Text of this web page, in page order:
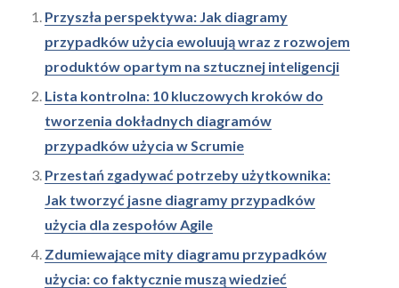
Przyszła perspektywa: Jak diagramy
przypadków użycia ewoluują wraz z rozwojem
produktów opartym na sztucznej inteligencji
Lista kontrolna: 10 kluczowych kroków do
tworzenia dokładnych diagramów
przypadków użycia w Scrumie
Przestań zgadywać potrzeby użytkownika:
Jak tworzyć jasne diagramy przypadków
użycia dla zespołów Agile
Zdumiewające mity diagramu przypadków
użycia: co faktycznie muszą wiedzieć